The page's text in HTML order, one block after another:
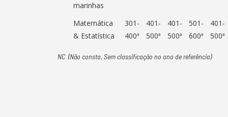
marinhas
Matemática
& Estatística
301-
400ª
401-
500ª
401-
500ª
501-
600ª
401-
500ª
NC (Não consta. Sem classificação no ano de referência)